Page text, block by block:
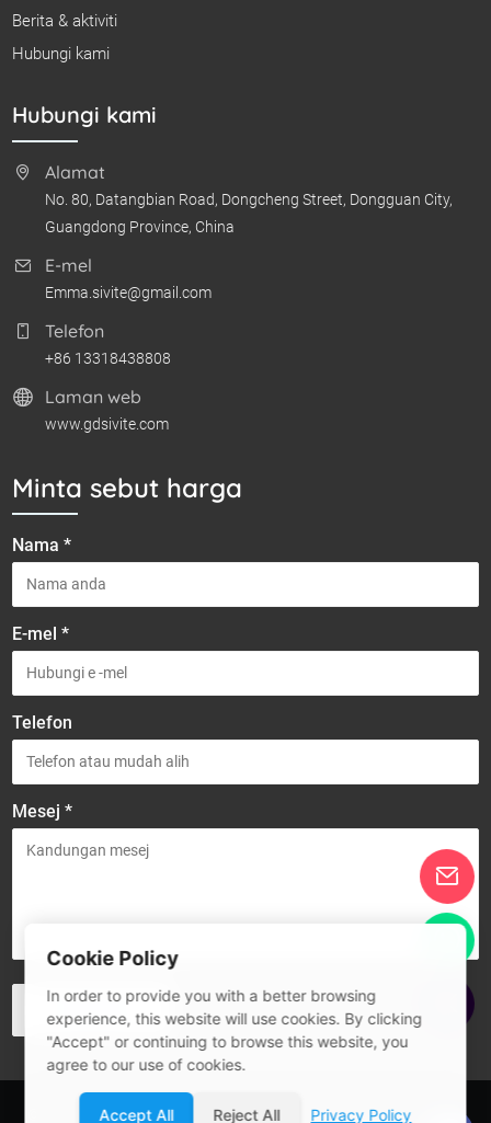
Berita & aktiviti
Hubungi kami
Hubungi kami
Alamat
No. 80, Datangbian Road, Dongcheng Street, Dongguan City,
Guangdong Province, China
E-mel
Emma.sivite@gmail.com
Telefon
+86 13318438808
Laman web
www.gdsivite.com
Minta sebut harga
Nama *
E-mel *
Telefon
Mesej *
© 2026 Guangdong SIVITE Intelligent Manufacturing Co., Ltd.
Cookie Policy
In order to provide you with a better browsing
experience, this website will use cookies. By clicking
"Accept" or continuing to browse this website, you
agree to our use of cookies.
Accept All Reject All Privacy Policy